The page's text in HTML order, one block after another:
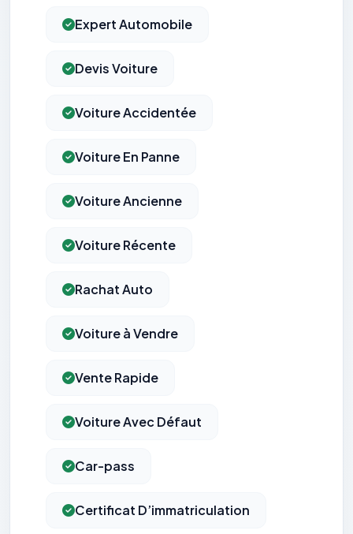
Expert Automobile
Devis Voiture
Voiture Accidentée
Voiture En Panne
Voiture Ancienne
Voiture Récente
Rachat Auto
Voiture à Vendre
Vente Rapide
Voiture Avec Défaut
Car-pass
Certificat D’immatriculation